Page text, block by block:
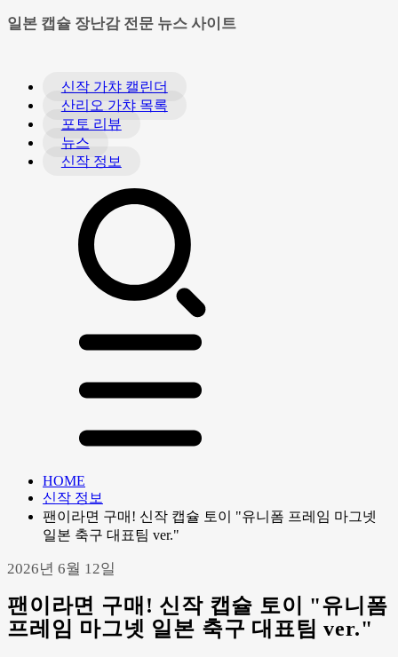
일본 캡슐 장난감 전문 뉴스 사이트
신작 가챠 캘린더
산리오 가챠 목록
포토 리뷰
뉴스
신작 정보
HOME
신작 정보
팬이라면 구매! 신작 캡슐 토이 "유니폼 프레임 마그넷
일본 축구 대표팀 ver."
2026년 6월 12일
팬이라면 구매! 신작 캡슐 토이 "유니폼
프레임 마그넷 일본 축구 대표팀 ver."